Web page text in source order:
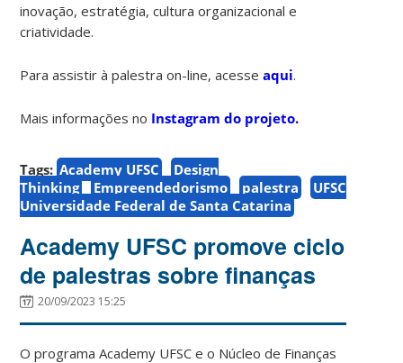
inovação, estratégia, cultura organizacional e
criatividade.
Para assistir à palestra on-line, acesseaqui.
Mais informações no Instagram do projeto.
Tags: Academy UFSC
Design
Thinking
Empreendedorismo palestra
UFSC
Universidade Federal de Santa Catarina
Academy UFSC promove ciclo
de palestras sobre finanças
20/09/2023 15:25
O programa Academy UFSC e o Núcleo de Finanças